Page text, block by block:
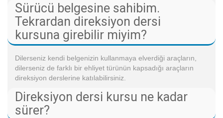
Sürücü belgesine sahibim.
Tekrardan direksiyon dersi
kursuna girebilir miyim?
Dilerseniz kendi belgenizin kullanmaya elverdiği araçların,
dilerseniz de farklı bir ehliyet türünün kapsadığı araçların
direksiyon derslerine katılabilirsiniz.
Direksiyon dersi kursu ne kadar
sürer?